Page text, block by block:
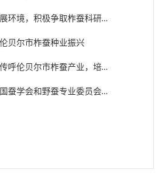
环境，积极争取柞蚕科研
贝尔市柞蚕种业振兴
呼伦贝尔市柞蚕产业，培
蚕学会和野蚕专业委员会
流